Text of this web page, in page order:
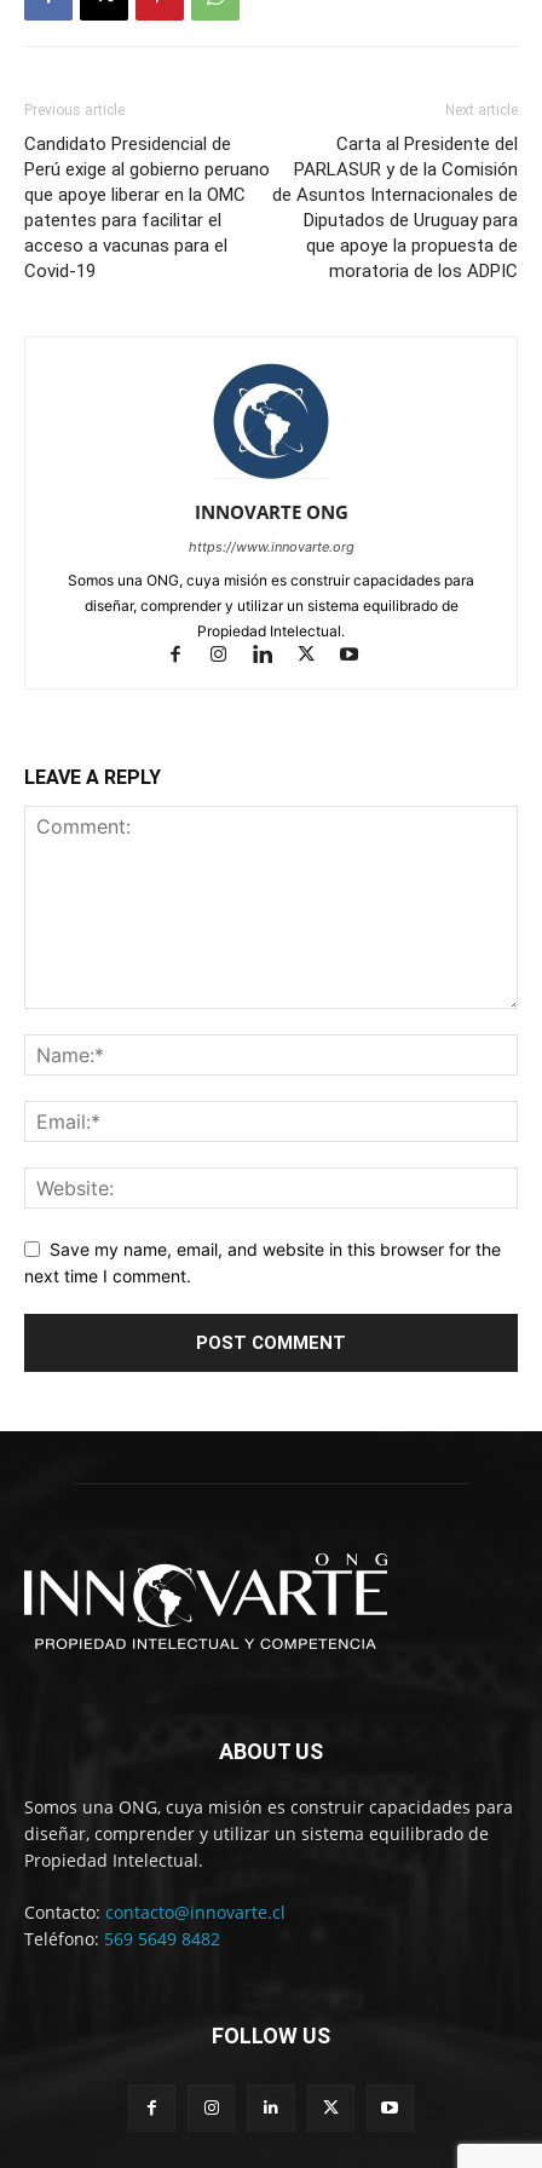
Previous article
Candidato Presidencial de
Perú exige al gobierno peruano
que apoye liberar en la OMC
patentes para facilitar el
acceso a vacunas para el
Covid-19
Next article
Carta al Presidente del
PARLASUR y de la Comisión
de Asuntos Internacionales de
Diputados de Uruguay para
que apoye la propuesta de
moratoria de los ADPIC
INNOVARTE ONG
https://www.innovarte.org
Somos una ONG, cuya misión es construir capacidades para
diseñar, comprender y utilizar un sistema equilibrado de
Propiedad Intelectual.
LEAVE A REPLY
Save my name, email, and website in this browser for the
next time I comment.
ABOUT US
Somos una ONG, cuya misión es construir capacidades para
diseñar, comprender y utilizar un sistema equilibrado de
Propiedad Intelectual.
Contacto: contacto@innovarte.cl
Teléfono: 569 5649 8482
FOLLOW US